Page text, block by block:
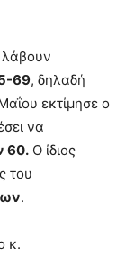
69, δηλαδή
εκτίμησε ο
να
60. Ο ίδιος
του
.
κ.